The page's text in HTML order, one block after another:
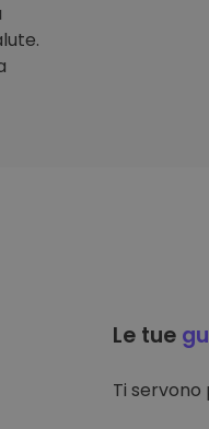
Le tue
Ti